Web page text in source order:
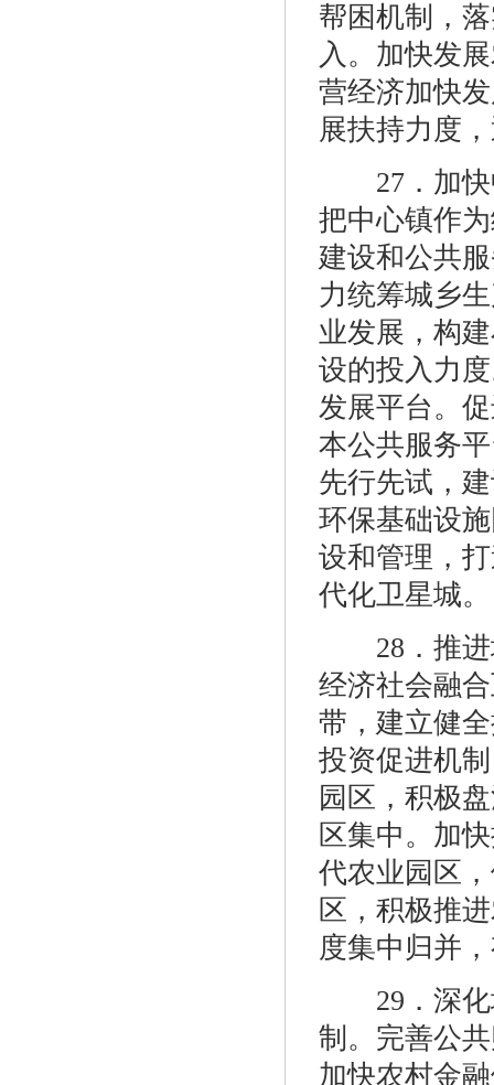
帮困机制，
入。加快发
营经济加快
展扶持力度
27．加快
把中心镇作
建设和公共
力统筹城乡
业发展，构
设的投入力
发展平台。
本公共服务
先行先试，
环保基础设
设和管理，
代化卫星城。
28．推进
经济社会融
带，建立健
投资促进机
园区，积极
区集中。加
代农业园区
区，积极推
度集中归并
29．深化
制。完善公
加快农村金